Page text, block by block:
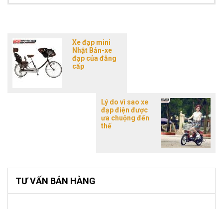
Xe đạp mini
Nhật Bản-xe
đạp của đẳng
cấp
Lý do vì sao xe
đạp điện được
ưa chuộng đến
thế
TƯ VẤN BÁN HÀNG